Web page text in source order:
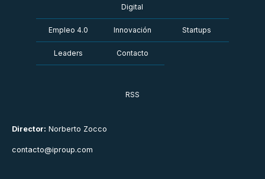
Director: Norberto Zocco
contacto@iproup.com
Digital
Empleo 4.0 Innovación Startups
Leaders Contacto
RSS